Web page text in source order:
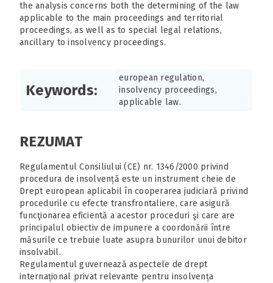
the analysis concerns both the determining of the law
applicable to the main proceedings and territorial
proceedings, as well as to special legal relations,
ancillary to insolvency proceedings.
Keywords:
european regulation,
insolvency proceedings,
applicable law.
REZUMAT
Regulamentul Consiliului (CE) nr. 1346/2000 privind
procedura de insolvență este un instrument cheie de
Drept european aplicabil în cooperarea judiciară privind
procedurile cu efecte transfrontaliere, care asigură
funcţionarea eficientă a acestor proceduri şi care are
principalul obiectiv de impunere a coordonării între
măsurile ce trebuie luate asupra bunurilor unui debitor
insolvabil.
Regulamentul guvernează aspectele de drept
internațional privat relevante pentru insolvența